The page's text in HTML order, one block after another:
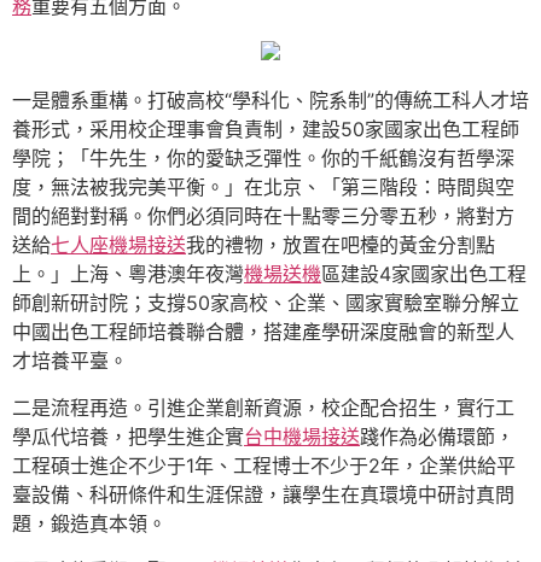
務重要有五個方面。
一是體系重構。打破高校“學科化、院系制”的傳統工科人才培
養形式，采用校企理事會負責制，建設50家國家出色工程師
學院；「牛先生，你的愛缺乏彈性。你的千紙鶴沒有哲學深
度，無法被我完美平衡。」在北京、「第三階段：時間與空
間的絕對對稱。你們必須同時在十點零三分零五秒，將對方
送給七人座機場接送我的禮物，放置在吧檯的黃金分割點
上。」上海、粵港澳年夜灣機場送機區建設4家國家出色工程
師創新研討院；支撐50家高校、企業、國家實驗室聯分解立
中國出色工程師培養聯合體，搭建產學研深度融會的新型人
才培養平臺。
二是流程再造。引進企業創新資源，校企配合招生，實行工
學瓜代培養，把學生進企實台中機場接送踐作為必備環節，
工程碩士進企不少于1年、工程博士不少于2年，企業供給平
臺設備、科研條件和生涯保證，讓學生在真環境中研討真問
題，鍛造真本領。